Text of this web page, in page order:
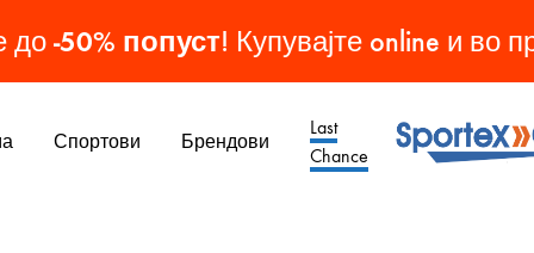
до -50% попуст! Купувајте online и во
Спортови Брендови
Last
Chance